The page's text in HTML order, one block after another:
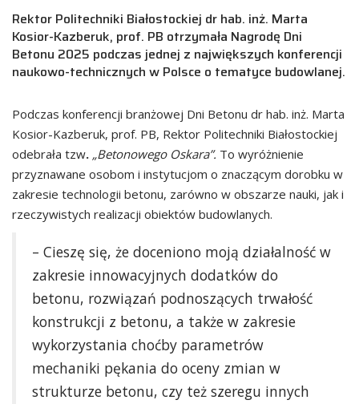
Rektor Politechniki Białostockiej dr hab. inż. Marta
Kosior-Kazberuk, prof. PB otrzymała Nagrodę Dni
Betonu 2025 podczas jednej z największych konferencji
naukowo-technicznych w Polsce o tematyce budowlanej.
Podczas konferencji branżowej Dni Betonu dr hab. inż. Marta
Kosior-Kazberuk, prof. PB, Rektor Politechniki Białostockiej
odebrała tzw. „Betonowego Oskara”. To wyróżnienie
przyznawane osobom i instytucjom o znaczącym dorobku w
zakresie technologii betonu, zarówno w obszarze nauki, jak i
rzeczywistych realizacji obiektów budowlanych.
– Cieszę się, że doceniono moją działalność w
zakresie innowacyjnych dodatków do
betonu, rozwiązań podnoszących trwałość
konstrukcji z betonu, a także w zakresie
wykorzystania choćby parametrów
mechaniki pękania do oceny zmian w
strukturze betonu, czy też szeregu innych